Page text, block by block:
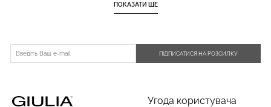
ПОКАЗАТИ ЩЕ
ПІДПИСАТИСЯ НА РОЗСИЛКУ
Угода користувача